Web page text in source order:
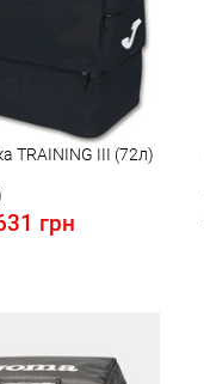
TRAINING III (72л)
грн